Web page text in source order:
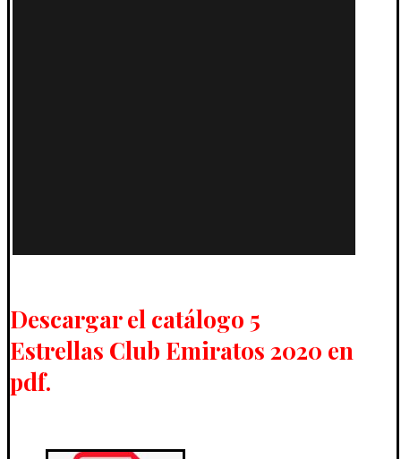
Descargar el catálogo 5
Estrellas Club Emiratos 2020 en
pdf.